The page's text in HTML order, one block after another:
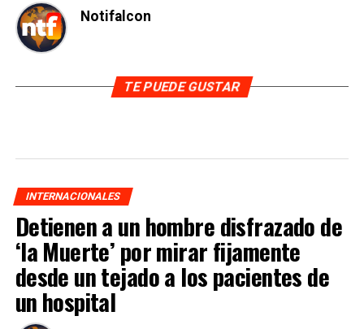
Notifalcon
TE PUEDE GUSTAR
INTERNACIONALES
Detienen a un hombre disfrazado de
‘la Muerte’ por mirar fijamente
desde un tejado a los pacientes de
un hospital